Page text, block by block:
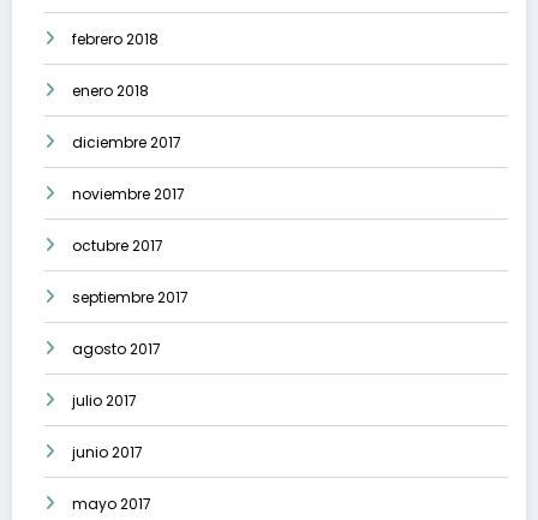
febrero 2018
enero 2018
diciembre 2017
noviembre 2017
octubre 2017
septiembre 2017
agosto 2017
julio 2017
junio 2017
mayo 2017